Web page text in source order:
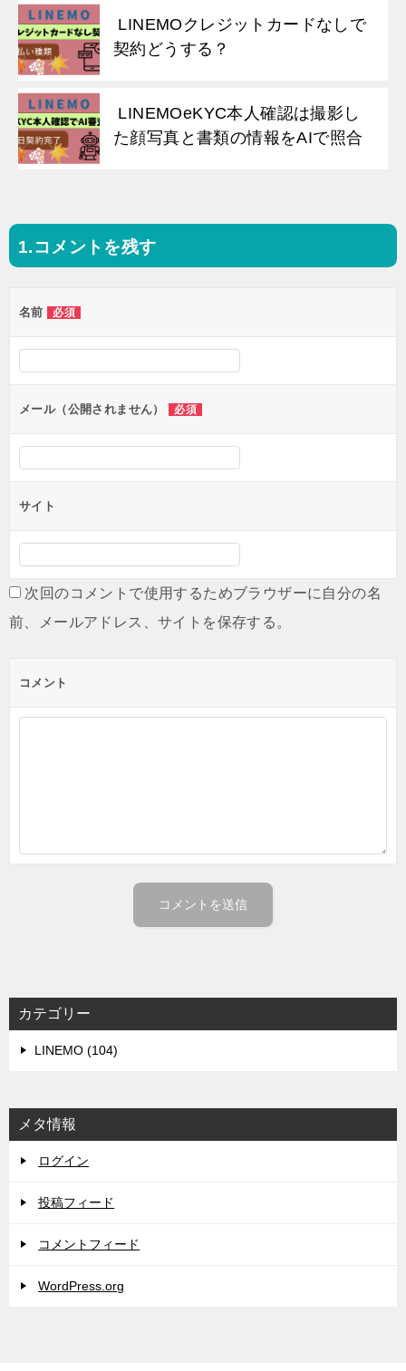
LINEMOクレジットカードなしで
契約どうする？
LINEMOeKYC本人確認は撮影し
た顔写真と書類の情報をAIで照合
投
ナ
ビ
ー
ョ
ン
コメントを残す
名前 必須
メール（公開されません） 必須
サイト
次回のコメントで使用するためブラウザーに自分の名
前、メールアドレス、サイトを保存する。
コメント
カテゴリー
LINEMO (104)
メタ情報
ログイン
投稿フィード
コメントフィード
WordPress.org